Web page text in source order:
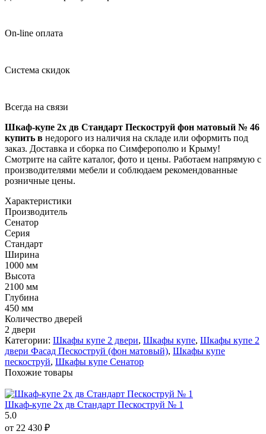
On-line оплата
Система скидок
Всегда на связи
Шкаф-купе 2х дв Стандарт Пескоструй фон матовый № 46
купить в недорого из наличия на складе или оформить под
заказ. Доставка и сборка по Симферополю и Крыму!
Смотрите на сайте каталог, фото и цены. Работаем напрямую с
производителями мебели и соблюдаем рекомендованные
розничные цены.
Характеристики
Производитель
Сенатор
Серия
Стандарт
Ширина
1000 мм
Высота
2100 мм
Глубина
450 мм
Количество дверей
2 двери
Категории: Шкафы купе 2 двери, Шкафы купе, Шкафы купе 2
двери Фасад Пескоструй (фон матовый), Шкафы купе
пескоструй, Шкафы купе Сенатор
Похожие товары
Шкаф-купе 2х дв Стандарт Пескоструй № 1
5.0
от 22 430 ₽